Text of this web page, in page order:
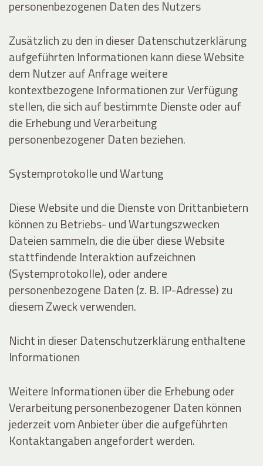
personenbezogenen Daten des Nutzers
Zusätzlich zu den in dieser Datenschutzerklärung
aufgeführten Informationen kann diese Website
dem Nutzer auf Anfrage weitere
kontextbezogene Informationen zur Verfügung
stellen, die sich auf bestimmte Dienste oder auf
die Erhebung und Verarbeitung
personenbezogener Daten beziehen.
Systemprotokolle und Wartung
Diese Website und die Dienste von Drittanbietern
können zu Betriebs- und Wartungszwecken
Dateien sammeln, die die über diese Website
stattfindende Interaktion aufzeichnen
(Systemprotokolle), oder andere
personenbezogene Daten (z. B. IP-Adresse) zu
diesem Zweck verwenden.
Nicht in dieser Datenschutzerklärung enthaltene
Informationen
Weitere Informationen über die Erhebung oder
Verarbeitung personenbezogener Daten können
jederzeit vom Anbieter über die aufgeführten
Kontaktangaben angefordert werden.